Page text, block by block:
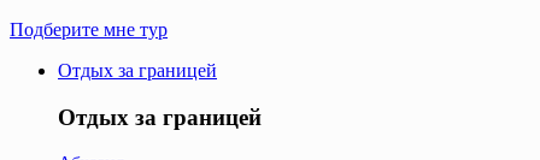
Подберите мне тур
Отдых за границей
Отдых за границей